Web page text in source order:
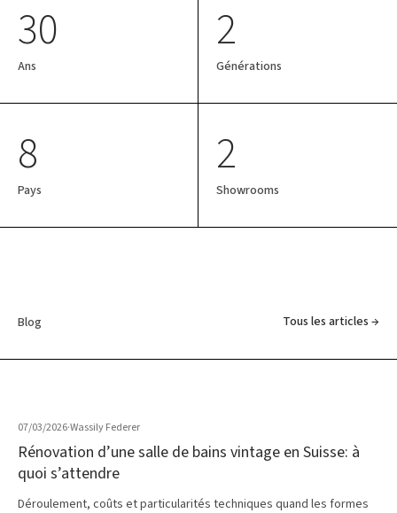
30
Ans
2
Générations
8
Pays
2
Showrooms
Blog Tous les articles →
07/03/2026·Wassily Federer
Rénovation d’une salle de bains vintage en Suisse: à
quoi s’attendre
Déroulement, coûts et particularités techniques quand les formes